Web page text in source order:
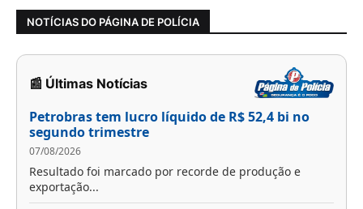
NOTÍCIAS DO PÁGINA DE POLÍCIA
📰 Últimas Notícias
Petrobras tem lucro líquido de R$ 52,4 bi no
segundo trimestre
07/08/2026
Resultado foi marcado por recorde de produção e
exportação...